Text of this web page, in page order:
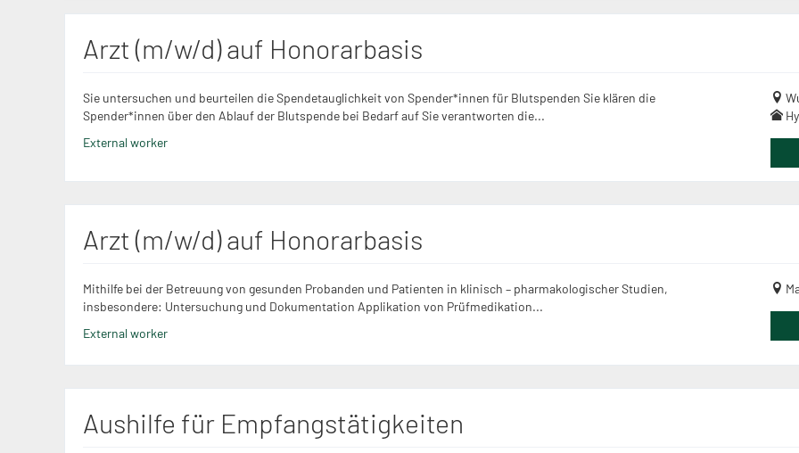
Arzt (m/w/d) auf Honorarbasis
Sie untersuchen und beurteilen die Spendetauglichkeit von Spender*innen für Blutspenden Sie klären die
Spender*innen über den Ablauf der Blutspende bei Bedarf auf Sie verantworten die...
External worker
Arzt (m/w/d) auf Honorarbasis
Mithilfe bei der Betreuung von gesunden Probanden und Patienten in klinisch – pharmakologischer Studien,
insbesondere: Untersuchung und Dokumentation Applikation von Prüfmedikation...
External worker
Aushilfe für Empfangstätigkeiten